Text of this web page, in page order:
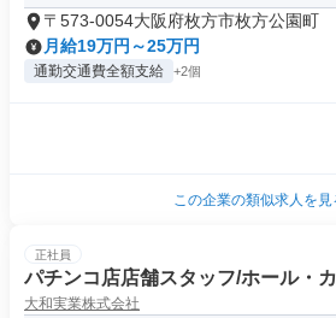
〒573-0054大阪府枚方市枚方公園町
月給19万円～25万円
通勤交通費全額支給 +2個
この企業の類似求人を見
正社員
パチンコ店店舗スタッフ/ホール・
大和実業株式会社